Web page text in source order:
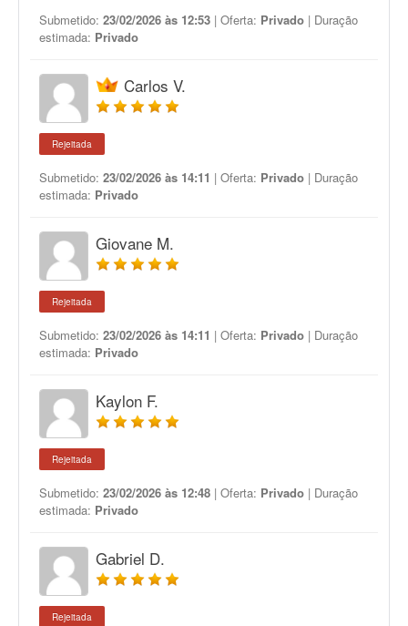
Submetido: 23/02/2026 às 12:53 | Oferta: Privado | Duração
estimada: Privado
Carlos V.
Rejeitada
Submetido: 23/02/2026 às 14:11 | Oferta: Privado | Duração
estimada: Privado
Giovane M.
Rejeitada
Submetido: 23/02/2026 às 14:11 | Oferta: Privado | Duração
estimada: Privado
Kaylon F.
Rejeitada
Submetido: 23/02/2026 às 12:48 | Oferta: Privado | Duração
estimada: Privado
Gabriel D.
Rejeitada